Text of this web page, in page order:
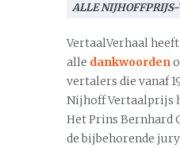
ALLE
VertaalVerhaal heeft
alle dankwoorden
vertalers die vanaf
Nijhoff Vertaalprijs
Het Prins Bernhard
de bijbehorende